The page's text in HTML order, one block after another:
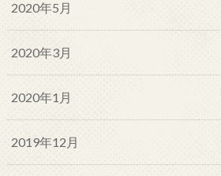
2020年5月
2020年3月
2020年1月
2019年12月